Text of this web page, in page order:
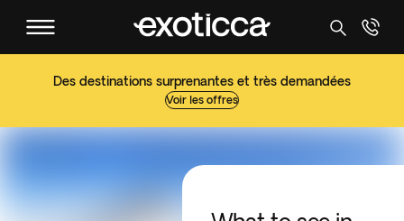
Des destinations surprenantes et très demandées
Voir les offres